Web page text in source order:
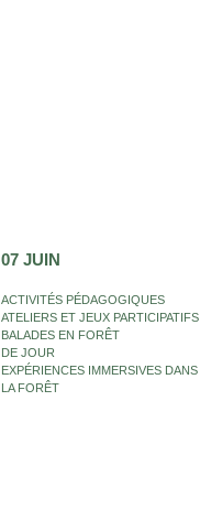
07 JUIN
ACTIVITÉS PÉDAGOGIQUES
ATELIERS ET JEUX PARTICIPATIFS
BALADES EN FORÊT
DE JOUR
EXPÉRIENCES IMMERSIVES DANS
LA FORÊT